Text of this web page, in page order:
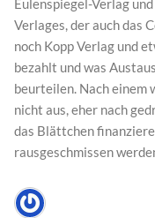
Eulenspiegel-Verlag
Verlages, der auch das
noch Kopp Verlag und
bezahlt und was
beurteilen. Nach einem
nicht aus, eher nach
das Blättchen
rausgeschmissen